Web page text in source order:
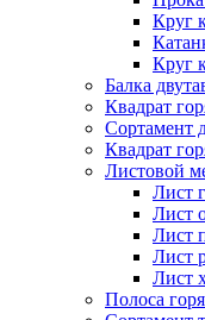
Круг
Круг
Балка
Квадрат
Сортамент
Квадрат
Листовой
Лист
Лист
Лист
Лист
Лист
Полоса